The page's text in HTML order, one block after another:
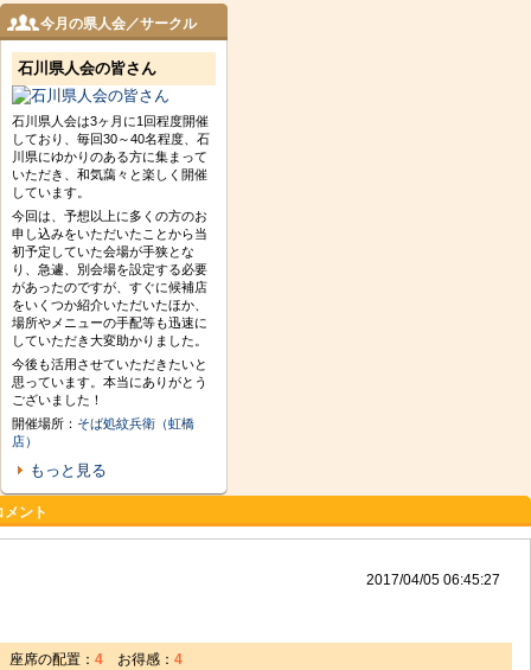
今月の県人会／サークル
石川県人会の皆さん
石川県人会は3ヶ月に1回程度開催
しており、毎回30～40名程度、石
川県にゆかりのある方に集まって
いただき、和気藹々と楽しく開催
しています。
今回は、予想以上に多くの方のお
申し込みをいただいたことから当
初予定していた会場が手狭とな
り、急遽、別会場を設定する必要
があったのですが、すぐに候補店
をいくつか紹介いただいたほか、
場所やメニューの手配等も迅速に
していただき大変助かりました。
今後も活用させていただきたいと
思っています。本当にありがとう
ございました！
開催場所： そば処紋兵衛（虹橋
店）
もっと見る
ント
2017/04/05 06:45:27
席の配置： 4 お得感： 4